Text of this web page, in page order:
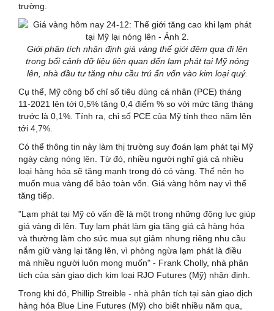
trường.
Giới phân tích nhận định giá vàng thế giới đêm qua đi lên
trong bối cảnh dữ liệu liên quan đến lạm phát tại Mỹ nóng
lên, nhà đầu tư tăng nhu cầu trú ẩn vốn vào kim loại quý.
Cụ thể, Mỹ công bố chỉ số tiêu dùng cá nhân (PCE) tháng
11-2021 lên tới 0,5% tăng 0,4 điểm % so với mức tăng tháng
trước là 0,1%. Tính ra, chỉ số PCE của Mỹ tính theo năm lên
tới 4,7%.
Có thể thông tin này làm thị trường suy đoán lạm phát tại Mỹ
ngày càng nóng lên. Từ đó, nhiều người nghĩ giá cả nhiều
loại hàng hóa sẽ tăng mạnh trong đó có vàng. Thế nên họ
muốn mua vàng để bảo toàn vốn. Giá vàng hôm nay vì thế
tăng tiếp.
"Lạm phát tại Mỹ có vấn đề là một trong những động lực giúp
giá vàng đi lên. Tuy lạm phát làm gia tăng giá cả hàng hóa
và thường làm cho sức mua sụt giảm nhưng riêng nhu cầu
nắm giữ vàng lại tăng lên, vì phòng ngừa lạm phát là điều
mà nhiều người luôn mong muốn" - Frank Cholly, nhà phân
tích của sàn giao dịch kim loại RJO Futures (Mỹ) nhận định.
Trong khi đó, Phillip Streible - nhà phân tích tại sàn giao dịch
hàng hóa Blue Line Futures (Mỹ) cho biết nhiều năm qua,